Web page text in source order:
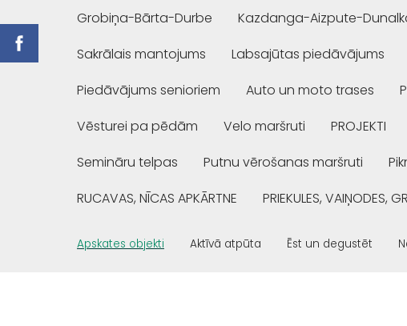
Grobiņa-Bārta-Durbe
Kazdanga-Aizpute-
Sakrālais mantojums
Labsajūtas piedāvājums
Piedāvājums senioriem
Auto un moto trases
Vēsturei pa pēdām
Velo maršruti PROJEKTI
Semināru telpas
Putnu vērošanas maršruti
RUCAVAS, NĪCAS APKĀRTNE
PRIEKULES, VAIŅODES,
Apskates objekti Aktīvā atpūta Ēst un degustēt